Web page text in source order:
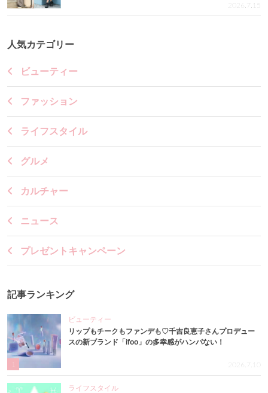
2026.7.15
人気カテゴリー
ビューティー
ファッション
ライフスタイル
グルメ
カルチャー
ニュース
プレゼントキャンペーン
記事ランキング
ビューティー
リップもチークもファンデも♡千吉良恵子さんプロデュー
スの新ブランド「ifoo」の多幸感がハンパない！
2026.7.10
ライフスタイル